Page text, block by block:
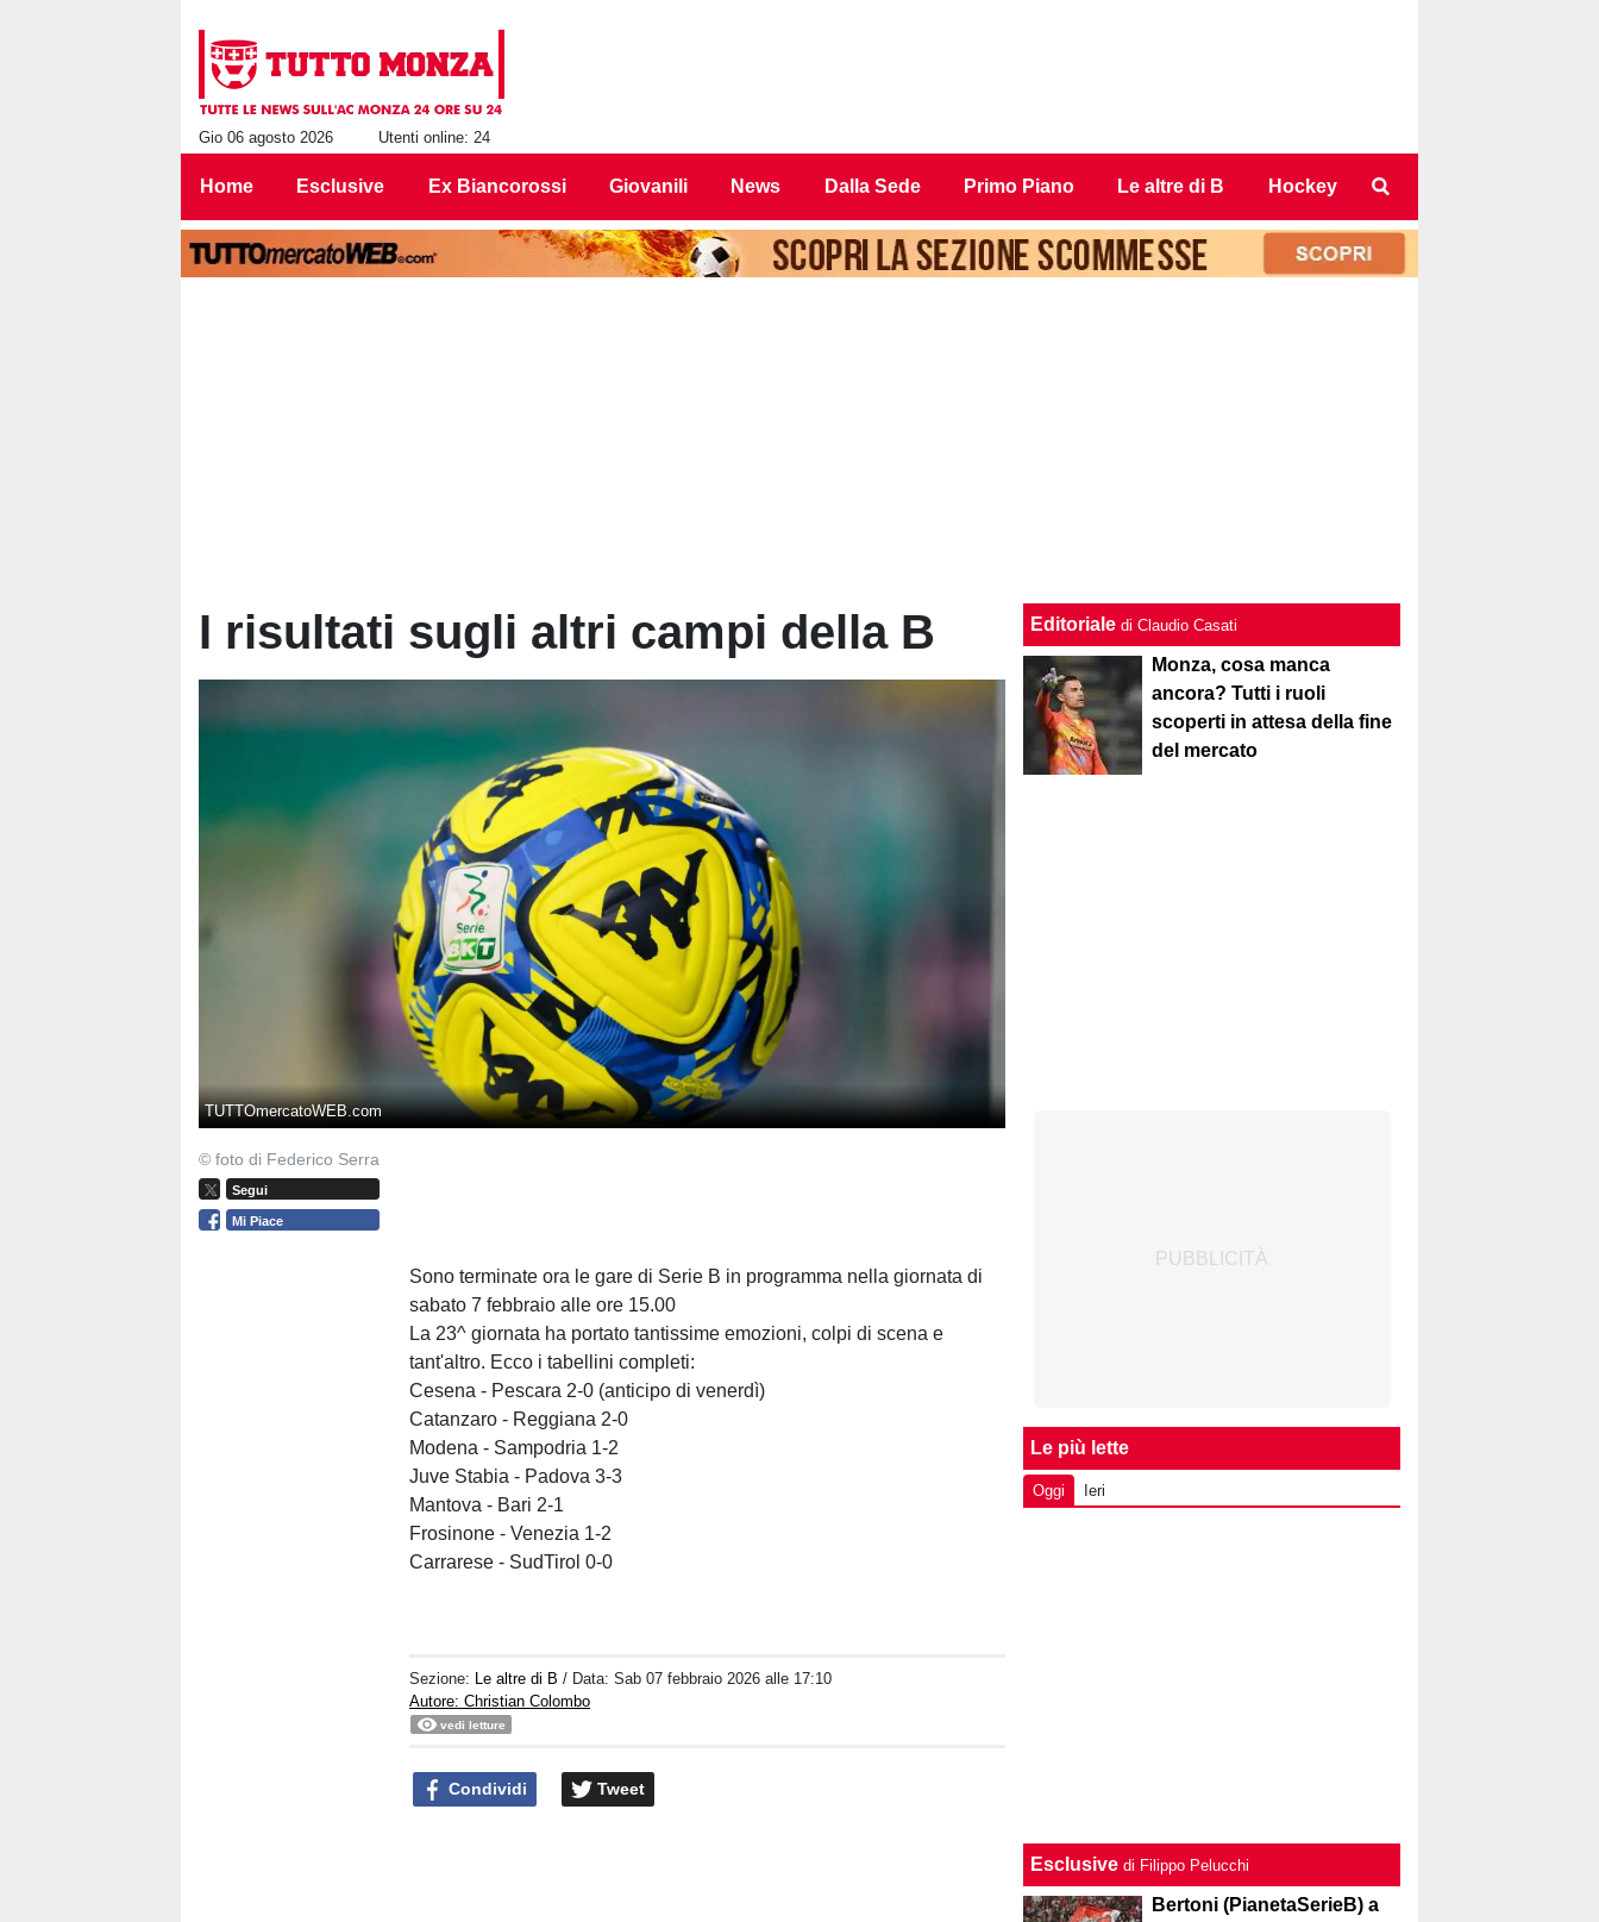
Gio 06 agosto 2026 Utenti online: 24
Home Esclusive Ex Biancorossi Giovanili News Dalla Sede Primo Piano Le altre di B Hockey
I risultati sugli altri campi della B
TUTTOmercatoWEB.com
© foto di Federico Serra
Segui
Mi Piace
Sono terminate ora le gare di Serie B in programma nella giornata di
sabato 7 febbraio alle ore 15.00
La 23^ giornata ha portato tantissime emozioni, colpi di scena e
tant'altro. Ecco i tabellini completi:
Cesena - Pescara 2-0 (anticipo di venerdì)
Catanzaro - Reggiana 2-0
Modena - Sampodria 1-2
Juve Stabia - Padova 3-3
Mantova - Bari 2-1
Frosinone - Venezia 1-2
Carrarese - SudTirol 0-0
Sezione: Le altre di B / Data:Sab 07 febbraio 2026 alle 17:10
Autore: Christian Colombo
vedi letture
Condividi Tweet
Editoriale di Claudio Casati
Monza, cosa manca
ancora? Tutti i ruoli
scoperti in attesa della fine
del mercato
Le più lette
Oggi Ieri
Esclusive di Filippo Pelucchi
Bertoni (PianetaSerieB) a